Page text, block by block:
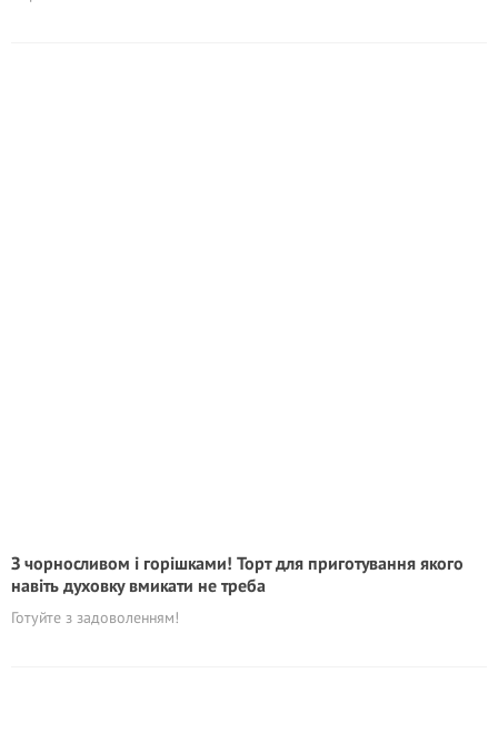
З чорносливом і горішками! Торт для приготування якого
навіть духовку вмикати не треба
Готуйте з задоволенням!